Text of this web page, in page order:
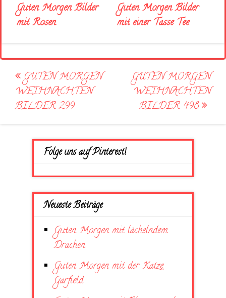
Guten Morgen Bilder
mit Rosen
Guten Morgen Bilder
mit einer Tasse Tee
Post
navigation
GUTEN MORGEN
WEIHNACHTEN
BILDER 299
GUTEN MORGEN
WEIHNACHTEN
BILDER 498
Folge uns auf Pinterest!
Neueste Beiträge
Guten Morgen mit lächelndem
Drachen
Guten Morgen mit der Katze
Garfield